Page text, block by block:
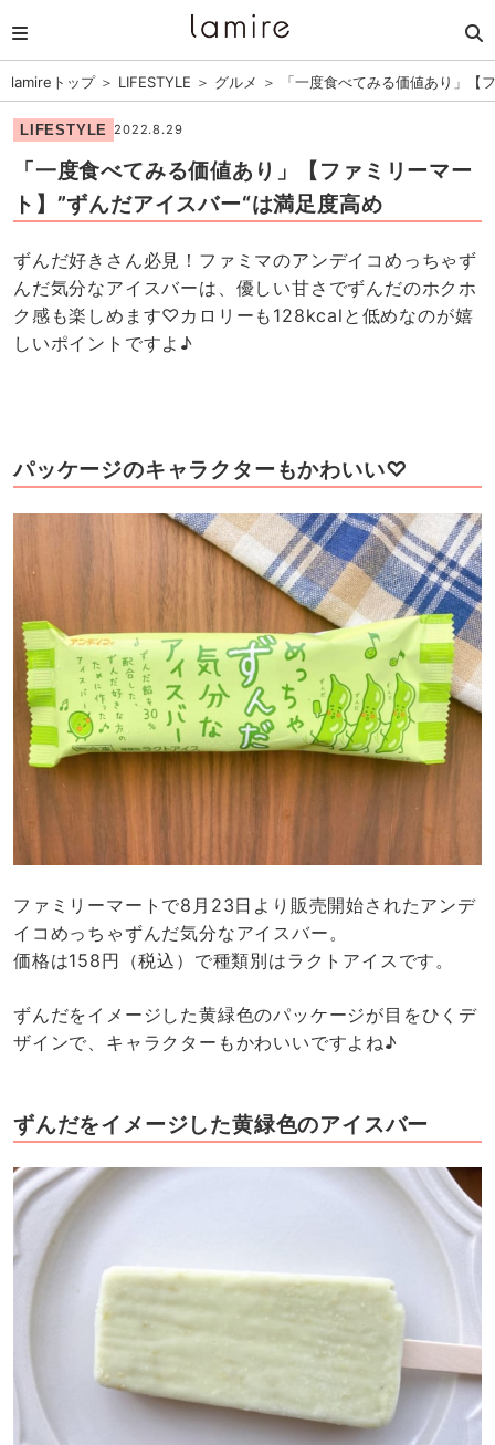
lamireトップ＞ LIFESTYLE ＞ グルメ ＞ 「一度食べてみる価値あり」【
LIFESTYLE 2022.8.29
「一度食べてみる価値あり」【ファミリーマー
ト】”ずんだアイスバー“は満足度高め
ずんだ好きさん必見！ファミマのアンデイコめっちゃず
んだ気分なアイスバーは、優しい甘さでずんだのホクホ
ク感も楽しめます♡カロリーも128kcalと低めなのが嬉
しいポイントですよ♪
パッケージのキャラクターもかわいい♡
ファミリーマートで8月23日より販売開始されたアンデ
イコめっちゃずんだ気分なアイスバー。
価格は158円（税込）で種類別はラクトアイスです。
ずんだをイメージした黄緑色のパッケージが目をひくデ
ザインで、キャラクターもかわいいですよね♪
ずんだをイメージした黄緑色のアイスバー